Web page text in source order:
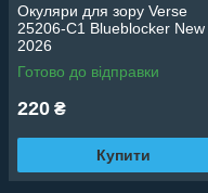
Окуляри для зору Verse
25206-C1 Blueblocker New
2026
Готово до відправки
220 ₴
Купити